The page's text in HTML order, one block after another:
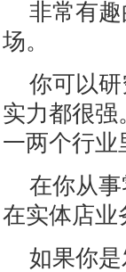
非常有
场。
你可以
实力都很
一两个行业
在你从
在实体店业
如果你